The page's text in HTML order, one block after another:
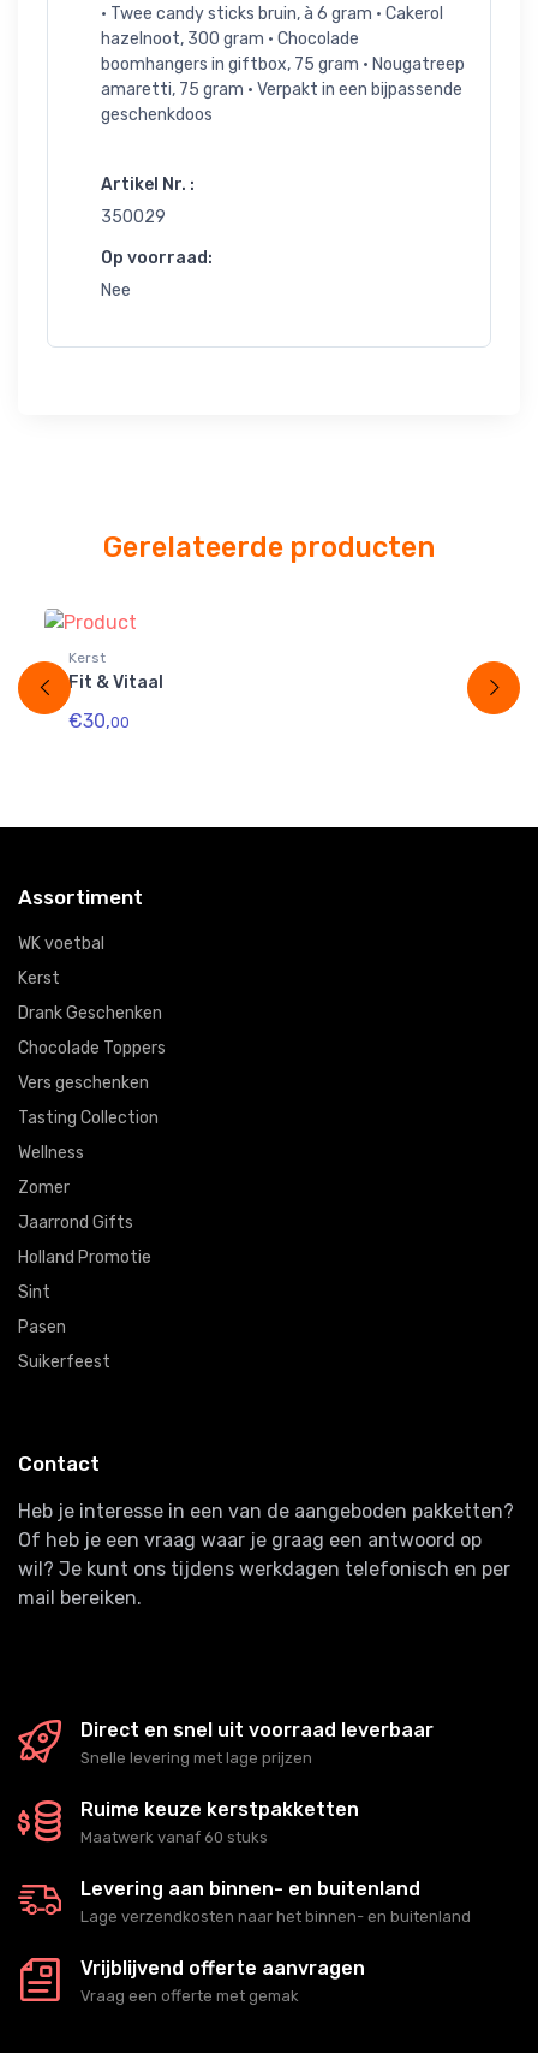
• Twee candy sticks bruin, à 6 gram • Cakerol
hazelnoot, 300 gram • Chocolade
boomhangers in giftbox, 75 gram • Nougatreep
amaretti, 75 gram • Verpakt in een bijpassende
geschenkdoos
Artikel Nr. :
350029
Op voorraad:
Nee
Gerelateerde producten
Kerst
Fit & Vitaal
€30,00
Assortiment
WK voetbal
Kerst
Drank Geschenken
Chocolade Toppers
Vers geschenken
Tasting Collection
Wellness
Zomer
Jaarrond Gifts
Holland Promotie
Sint
Pasen
Suikerfeest
Contact
Heb je interesse in een van de aangeboden pakketten?
Of heb je een vraag waar je graag een antwoord op
wil? Je kunt ons tijdens werkdagen telefonisch en per
mail bereiken.
Direct en snel uit voorraad leverbaar
Snelle levering met lage prijzen
Ruime keuze kerstpakketten
Maatwerk vanaf 60 stuks
Levering aan binnen- en buitenland
Lage verzendkosten naar het binnen- en buitenland
Vrijblijvend offerte aanvragen
Vraag een offerte met gemak